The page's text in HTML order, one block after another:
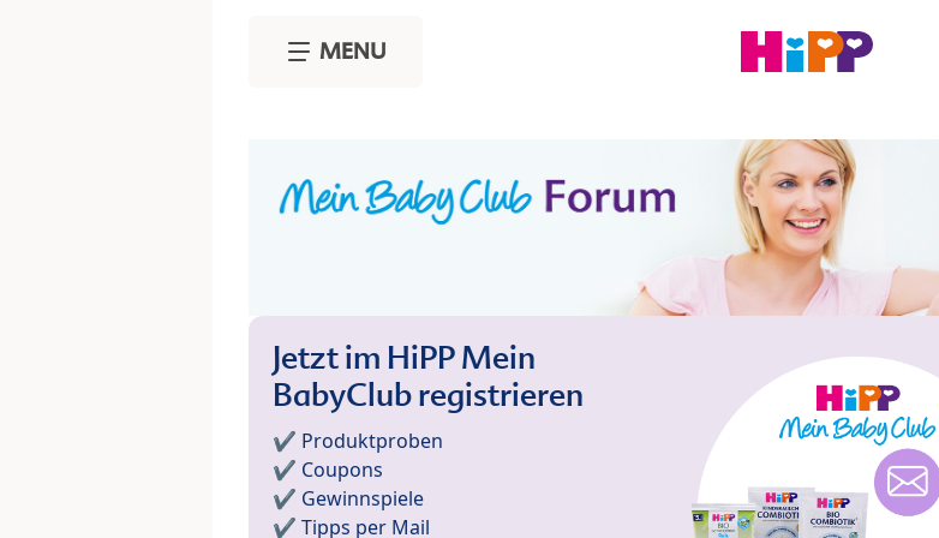
MENU
Jetzt im HiPP Mein
BabyClub registrieren
✔️ Produktproben
✔️ Coupons
✔️ Gewinnspiele
✔️ Tipps per Mail